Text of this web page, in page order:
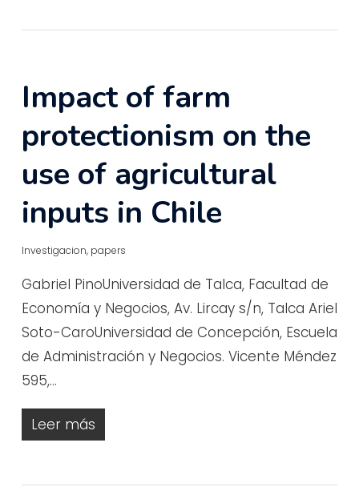
Impact of farm
protectionism on the
use of agricultural
inputs in Chile
Investigacion, papers
Gabriel PinoUniversidad de Talca, Facultad de
Economía y Negocios, Av. Lircay s/n, Talca Ariel
Soto-CaroUniversidad de Concepción, Escuela
de Administración y Negocios. Vicente Méndez
595,…
Leer más